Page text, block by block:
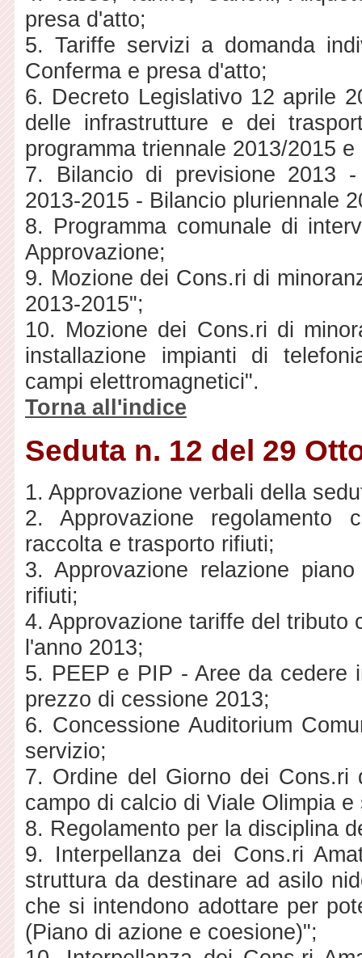
presa d'atto;
5. Tariffe servizi a domanda
Conferma e presa d'atto;
6. Decreto Legislativo 12 aprile
delle infrastrutture e dei
programma triennale 2013/2015
7. Bilancio di previsione 2013 -
2013-2015 - Bilancio pluriennale
8. Programma comunale di
Approvazione;
9. Mozione dei Cons.ri di
2013-2015";
10. Mozione dei Cons.ri di
installazione impianti di
campi elettromagnetici".
Torna all'indice
Seduta n. 12 del 29
1. Approvazione verbali della
2. Approvazione regolamento
raccolta e trasporto rifiuti;
3. Approvazione relazione
rifiuti;
4. Approvazione tariffe del tributo
l'anno 2013;
5. PEEP e PIP - Aree da cedere
prezzo di cessione 2013;
6. Concessione Auditorium
servizio;
7. Ordine del Giorno dei Cons.ri
campo di calcio di Viale Olimpia
8. Regolamento per la disciplina
9. Interpellanza dei Cons.ri
struttura da destinare ad asilo
che si intendono adottare per
(Piano di azione e coesione)";